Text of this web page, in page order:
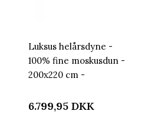
Luksus helårsdyne -
100% fine moskusdun -
200x220 cm -
moskusdyne med
6.799,95 DKK